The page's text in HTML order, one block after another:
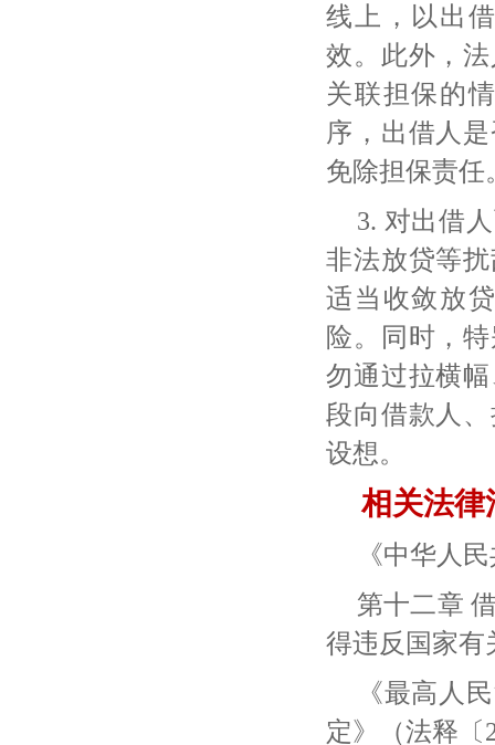
线上，以出
效。此外，
关联担保的
序，出借人
免除担保责任
3. 对出借
非法放贷等
适当收敛放
险。同时，
勿通过拉横
段向借款人
设想。
相关法律
《中华人
第十二章
得违反国家有
《最高人
定》（法释〔